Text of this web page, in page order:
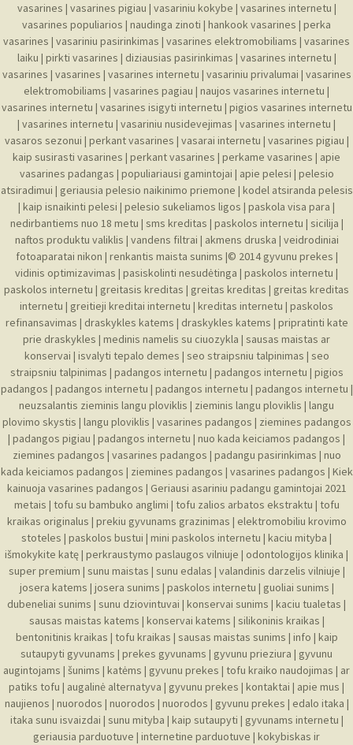
vasarines | vasarines pigiau | vasariniu kokybe | vasarines internetu |
vasarines populiarios | naudinga zinoti | hankook vasarines | perka
vasarines | vasariniu pasirinkimas | vasarines elektromobiliams | vasarines
laiku | pirkti vasarines | diziausias pasirinkimas | vasarines internetu |
vasarines | vasarines | vasarines internetu | vasariniu privalumai | vasarines
elektromobiliams | vasarines pagiau | naujos vasarines internetu |
vasarines internetu | vasarines isigyti internetu | pigios vasarines internetu
| vasarines internetu | vasariniu nusidevejimas | vasarines internetu |
vasaros sezonui | perkant vasarines | vasarai internetu | vasarines pigiau |
kaip susirasti vasarines | perkant vasarines | perkame vasarines | apie
vasarines padangas | populiariausi gamintojai | apie pelesi | pelesio
atsiradimui | geriausia pelesio naikinimo priemone | kodel atsiranda pelesis
| kaip isnaikinti pelesi | pelesio sukeliamos ligos | paskola visa para |
nedirbantiems nuo 18 metu | sms kreditas | paskolos internetu | sicilija |
naftos produktu valiklis | vandens filtrai | akmens druska | veidrodiniai
fotoaparatai nikon | renkantis maista sunims |© 2014gyvunu prekes |
vidinis optimizavimas | pasiskolinti nesudėtinga | paskolos internetu |
paskolos internetu | greitasis kreditas | greitas kreditas | greitas kreditas
internetu | greitieji kreditai internetu | kreditas internetu | paskolos
refinansavimas | draskykles katems | draskykles katems | pripratinti kate
prie draskykles | medinis namelis su ciuozykla | sausas maistas ar
konservai | isvalyti tepalo demes | seo straipsniu talpinimas | seo
straipsniu talpinimas | padangos internetu | padangos internetu | pigios
padangos | padangos internetu | padangos internetu | padangos internetu |
neuzsalantis zieminis langu ploviklis | zieminis langu ploviklis | langu
plovimo skystis | langu ploviklis | vasarines padangos | ziemines padangos
| padangos pigiau | padangos internetu | nuo kada keiciamos padangos |
ziemines padangos | vasarines padangos | padangu pasirinkimas | nuo
kada keiciamos padangos | ziemines padangos | vasarines padangos | Kiek
kainuoja vasarines padangos | Geriausi asariniu padangu gamintojai 2021
metais | tofu su bambuko anglimi | tofu zalios arbatos ekstraktu | tofu
kraikas originalus | prekiu gyvunams grazinimas | elektromobiliu krovimo
stoteles | paskolos bustui | mini paskolos internetu | kaciu mityba |
išmokykite katę| perkraustymo paslaugos vilniuje | odontologijos klinika |
super premium | sunu maistas | sunu edalas | valandinis darzelis vilniuje |
josera katems | josera sunims | paskolos internetu | guoliai sunims |
dubeneliai sunims | sunu dziovintuvai | konservai sunims | kaciu tualetas |
sausas maistas katems | konservai katems | silikoninis kraikas |
bentonitinis kraikas | tofu kraikas | sausas maistas sunims | info | kaip
sutaupyti gyvunams | prekes gyvunams | gyvunu prieziura | gyvunu
augintojams | šunims | katėms | gyvunu prekes | tofu kraiko naudojimas | ar
patiks tofu | augalinė alternatyva | gyvunu prekes | kontaktai | apie mus |
naujienos | nuorodos | nuorodos | nuorodos | gyvunu prekes | edalo itaka |
itaka sunu isvaizdai | sunu mityba | kaip sutaupyti | gyvunams internetu |
geriausia parduotuve | internetine parduotuve | kokybiskas ir